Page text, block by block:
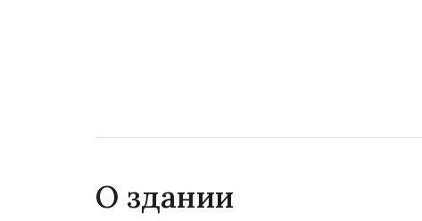
О здании